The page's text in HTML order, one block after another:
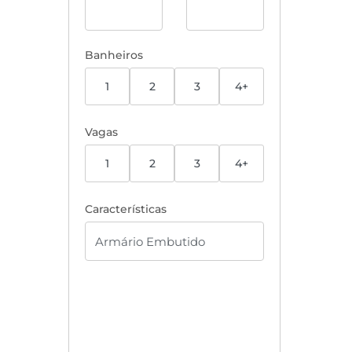
Banheiros
1 2 3 4+
Vagas
1 2 3 4+
Características